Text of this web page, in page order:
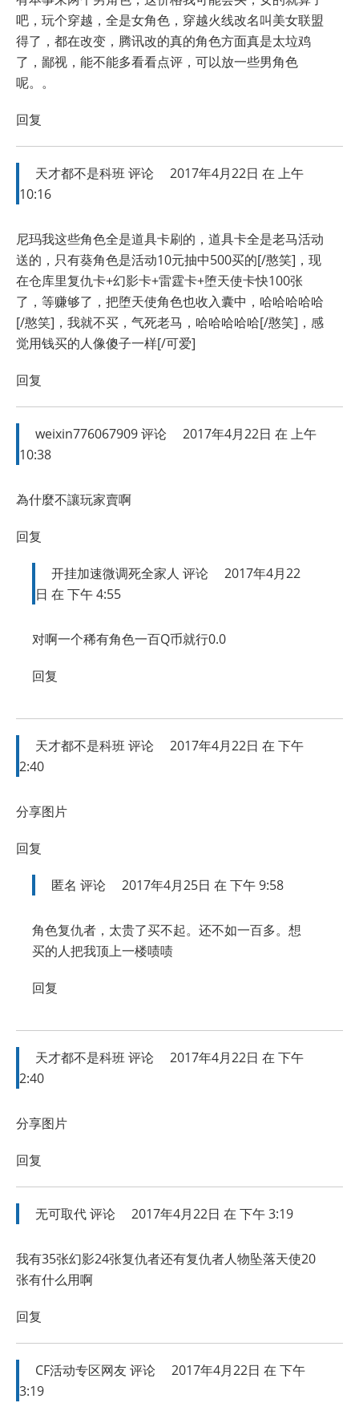
吧，玩个穿越，全是女角色，穿越火线改名叫美女联盟
得了，都在改变，腾讯改的真的角色方面真是太垃鸡
了，鄙视，能不能多看看点评，可以放一些男角色
呢。。
回复
天才都不是科班评论
2017年4月22日 在 上午
10:16
尼玛我这些角色全是道具卡刷的，道具卡全是老马活动
送的，只有葵角色是活动10元抽中500买的[/憨笑]，现
在仓库里复仇卡+幻影卡+雷霆卡+堕天使卡快100张
了，等赚够了，把堕天使角色也收入囊中，哈哈哈哈哈
[/憨笑]，我就不买，气死老马，哈哈哈哈哈[/憨笑]，感
觉用钱买的人像傻子一样[/可爱]
回复
weixin776067909评论
2017年4月22日 在 上午
10:38
為什麼不讓玩家賣啊
回复
开挂加速微调死全家人 评论
2017年4月22
日 在 下午 4:55
对啊一个稀有角色一百Q币就行0.0
回复
天才都不是科班评论
2017年4月22日 在 下午
2:40
分享图片
回复
匿名 评论 2017年4月25日 在 下午 9:58
角色复仇者，太贵了买不起。还不如一百多。想
买的人把我顶上一楼啧啧
回复
天才都不是科班评论
2017年4月22日 在 下午
2:40
分享图片
回复
无可取代评论 2017年4月22日 在 下午 3:19
我有35张幻影24张复仇者还有复仇者人物坠落天使20
张有什么用啊
回复
CF活动专区网友评论
2017年4月22日 在 下午
3:19